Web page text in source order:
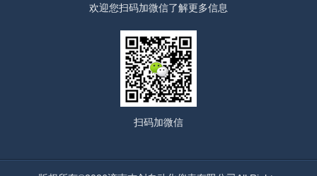
欢迎您扫码加微信了解更多信息
扫码加微信